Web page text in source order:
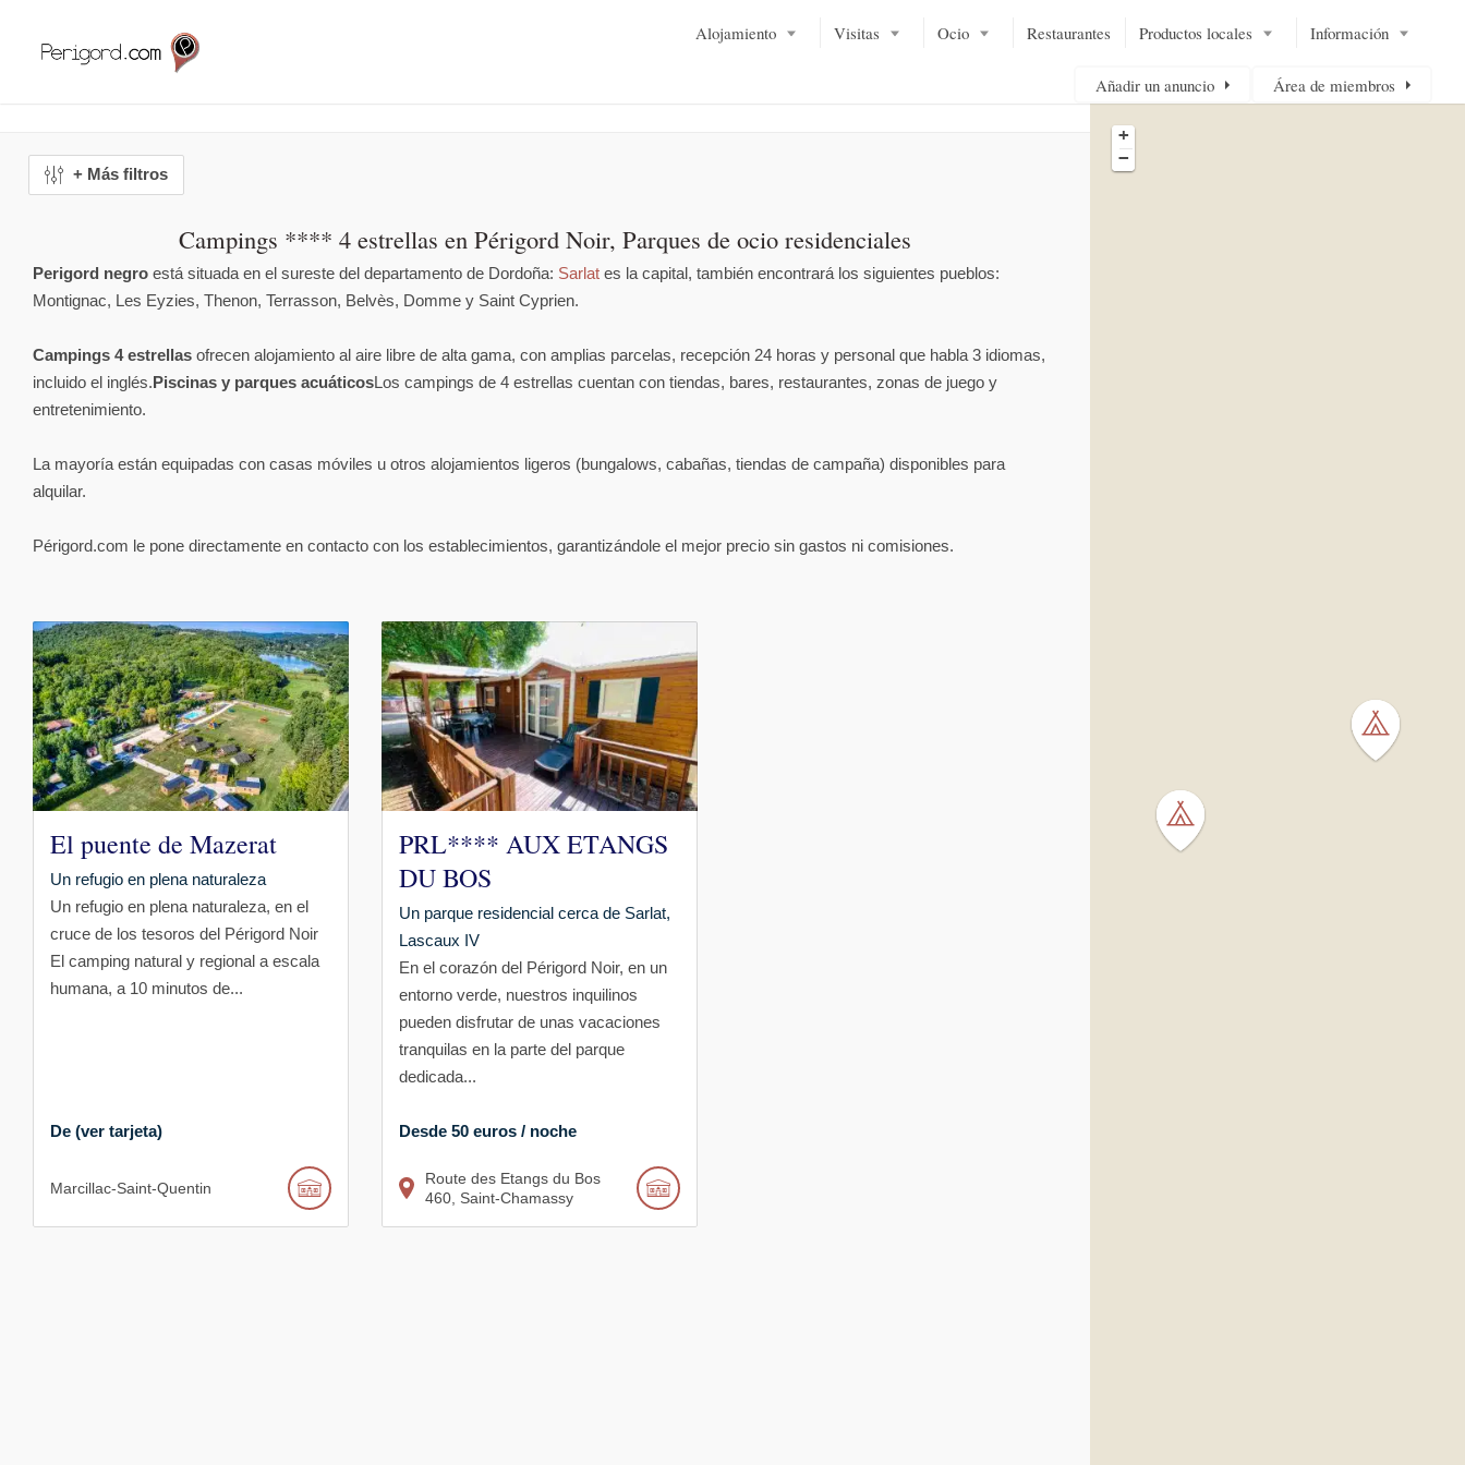
Alojamiento Visitas Ocio Restaurantes Productos locales Información
Añadir un anuncio Área de miembros
+ Más filtros
Campings **** 4 estrellas en Périgord Noir, Parques de ocio residenciales
Perigord negro está situada en el sureste del departamento de Dordoña: Sarlat es la capital, también encontrará los siguientes pueblos:
Montignac, Les Eyzies, Thenon, Terrasson, Belvès, Domme y Saint Cyprien.
Campings 4 estrellas ofrecen alojamiento al aire libre de alta gama, con amplias parcelas, recepción 24 horas y personal que habla 3 idiomas,
incluido el inglés.Piscinas y parques acuáticosLos campings de 4 estrellas cuentan con tiendas, bares, restaurantes, zonas de juego y
entretenimiento.
La mayoría están equipadas con casas móviles u otros alojamientos ligeros (bungalows, cabañas, tiendas de campaña) disponibles para
alquilar.
Périgord.com le pone directamente en contacto con los establecimientos, garantizándole el mejor precio sin gastos ni comisiones.
El puente de Mazerat
Un refugio en plena naturaleza
Un refugio en plena naturaleza, en el
cruce de los tesoros del Périgord Noir
El camping natural y regional a escala
humana, a 10 minutos de...
De (ver tarjeta)
Marcillac-Saint-Quentin
PRL**** AUX ETANGS
DU BOS
Un parque residencial cerca de Sarlat,
Lascaux IV
En el corazón del Périgord Noir, en un
entorno verde, nuestros inquilinos
pueden disfrutar de unas vacaciones
tranquilas en la parte del parque
dedicada...
Desde 50 euros / noche
Route des Etangs du Bos
460 Saint-Chamassy
+
−